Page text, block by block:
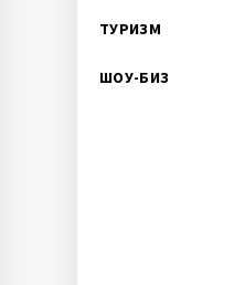
ТУРИЗМ
ШОУ-БИЗ